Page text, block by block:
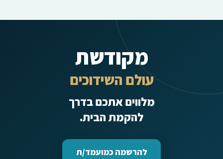
מקודשת
עולם השידוכים
מלווים אתכם בדרך
להקמת הבית.
להרשמה כמועמד/ת